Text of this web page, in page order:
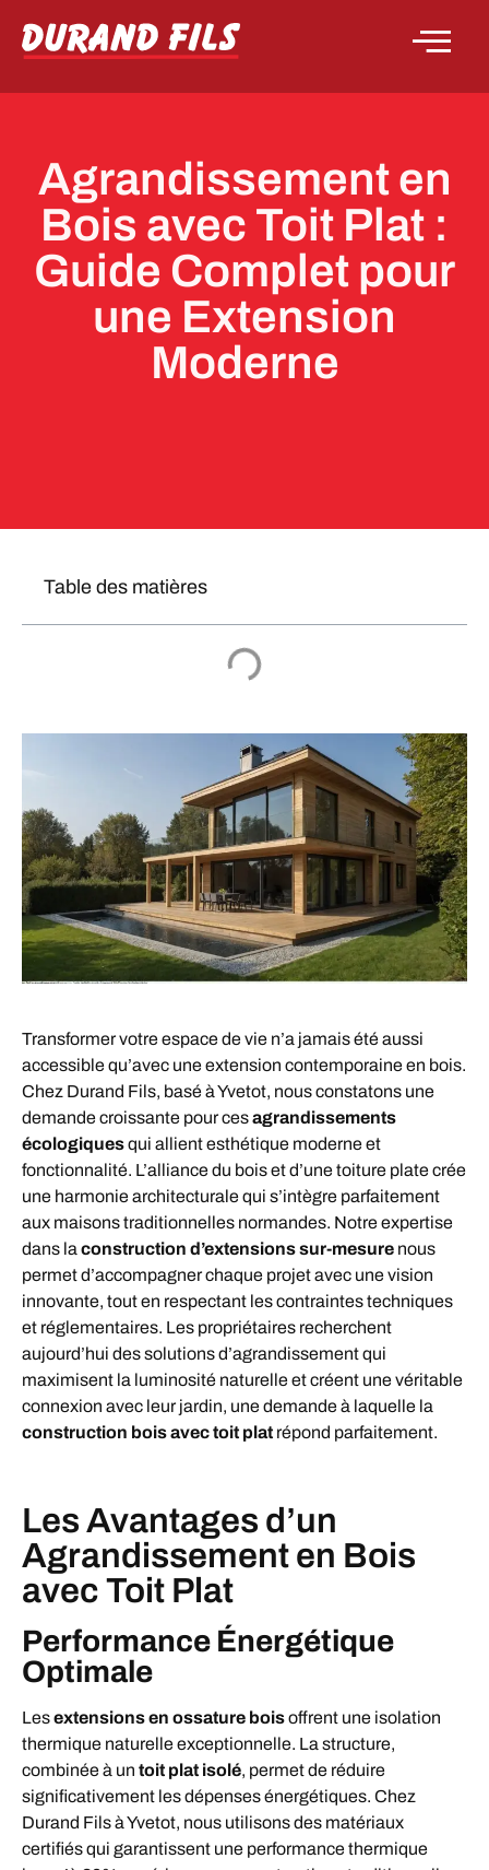
Agrandissement en
Bois avec Toit Plat :
Guide Complet pour
une Extension
Moderne
Table des matières
Transformer votre espace de vie n’a jamais été aussi
accessible qu’avec une extension contemporaine en bois.
Chez Durand Fils, basé à Yvetot, nous constatons une
demande croissante pour cesagrandissements
écologiquesqui allient esthétique moderne et
fonctionnalité. L’alliance du bois et d’une toiture plate crée
une harmonie architecturale qui s’intègre parfaitement
aux maisons traditionnelles normandes. Notre expertise
dans la construction d’extensions sur-mesure nous
permet d’accompagner chaque projet avec une vision
innovante, tout en respectant les contraintes techniques
et réglementaires. Les propriétaires recherchent
aujourd’hui des solutions d’agrandissement qui
maximisent la luminosité naturelle et créent une véritable
connexion avec leur jardin, une demande à laquelle la
construction bois avec toit plat répond parfaitement.
Les Avantages d’un
Agrandissement en Bois
avec Toit Plat
Performance Énergétique
Optimale
Lesextensions en ossature boisoffrent une isolation
thermique naturelle exceptionnelle. La structure,
combinée à un toit plat isolé, permet de réduire
significativement les dépenses énergétiques. Chez
Durand Fils à Yvetot, nous utilisons des matériaux
certifiés qui garantissent une performance thermique